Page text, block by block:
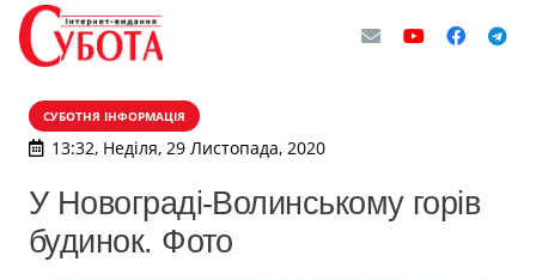
СУБОТНЯ ІНФОРМАЦІЯ
13:32, Неділя, 29 Листопада, 2020
У Новограді-Волинському горів
будинок. Фото